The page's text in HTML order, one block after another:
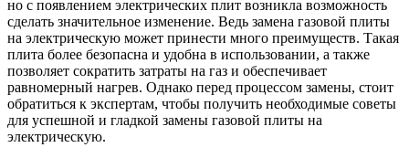
но с появлением электрических плит возникла возможность
сделать значительное изменение. Ведь замена газовой плиты
на электрическую может принести много преимуществ. Такая
плита более безопасна и удобна в использовании, а также
позволяет сократить затраты на газ и обеспечивает
равномерный нагрев. Однако перед процессом замены, стоит
обратиться к экспертам, чтобы получить необходимые советы
для успешной и гладкой замены газовой плиты на
электрическую.